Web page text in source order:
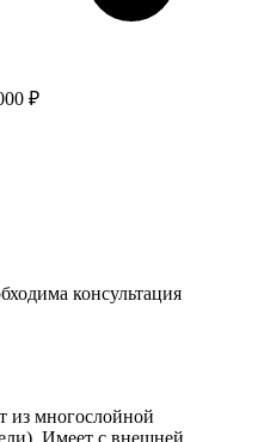
₽
консультация
из многослойной
Имеет с внешней